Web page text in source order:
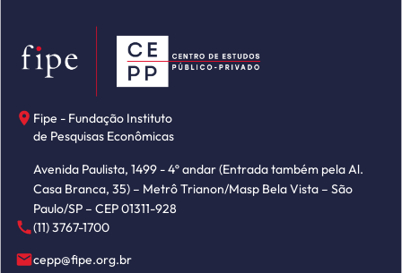
Fipe - Fundação Instituto
de Pesquisas Econômicas
Avenida Paulista, 1499 - 4º andar (Entrada também pela Al.
Casa Branca, 35) – Metrô Trianon/Masp Bela Vista – São
Paulo/SP – CEP 01311-928
(11) 3767-1700
cepp@fipe.org.br